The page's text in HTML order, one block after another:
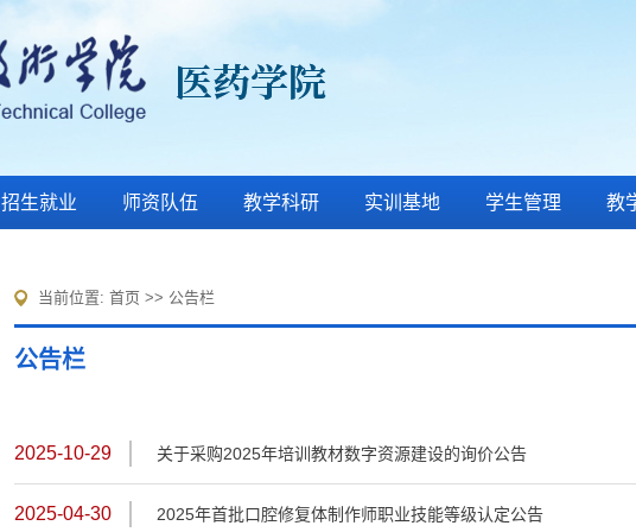
招生就业 师资队伍 教学科研 实训基地 学生管理 教
当前位置: 首页 >> 公告栏
公告栏
2025-10-29 关于采购2025年培训教材数字资源建设的询价公告
2025-04-30 2025年首批口腔修复体制作师职业技能等级认定公告